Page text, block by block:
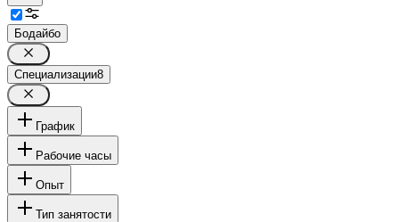
Бодайбо
Специализации8
График
Рабочие часы
Опыт
Тип занятости